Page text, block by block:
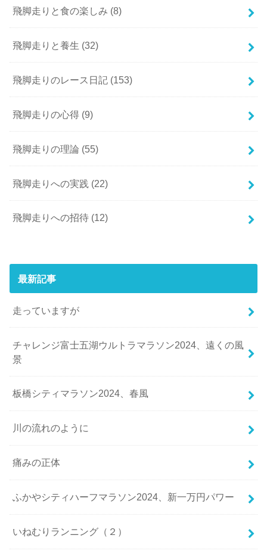
飛脚走りと食の楽しみ (8)
飛脚走りと養生 (32)
飛脚走りのレース日記 (153)
飛脚走りの心得 (9)
飛脚走りの理論 (55)
飛脚走りへの実践 (22)
飛脚走りへの招待 (12)
最新記事
走っていますが
チャレンジ富士五湖ウルトラマラソン2024、遠くの風
景
板橋シティマラソン2024、春風
川の流れのように
痛みの正体
ふかやシティハーフマラソン2024、新一万円パワー
いねむりランニング（２）